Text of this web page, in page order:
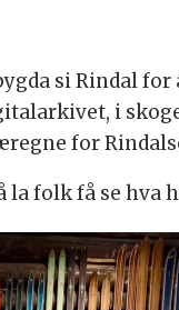
si Rindal
i
for
folk få se hva